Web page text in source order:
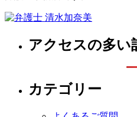
アクセスの多い
カテゴリー